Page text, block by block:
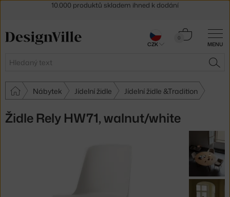
MENU
Hledat
0
Košík
Nábytek Jídelní židle Jídelní židle &Tradition
Židle Rely HW71, walnut/white
30 dní na vrácení zboží
CZK